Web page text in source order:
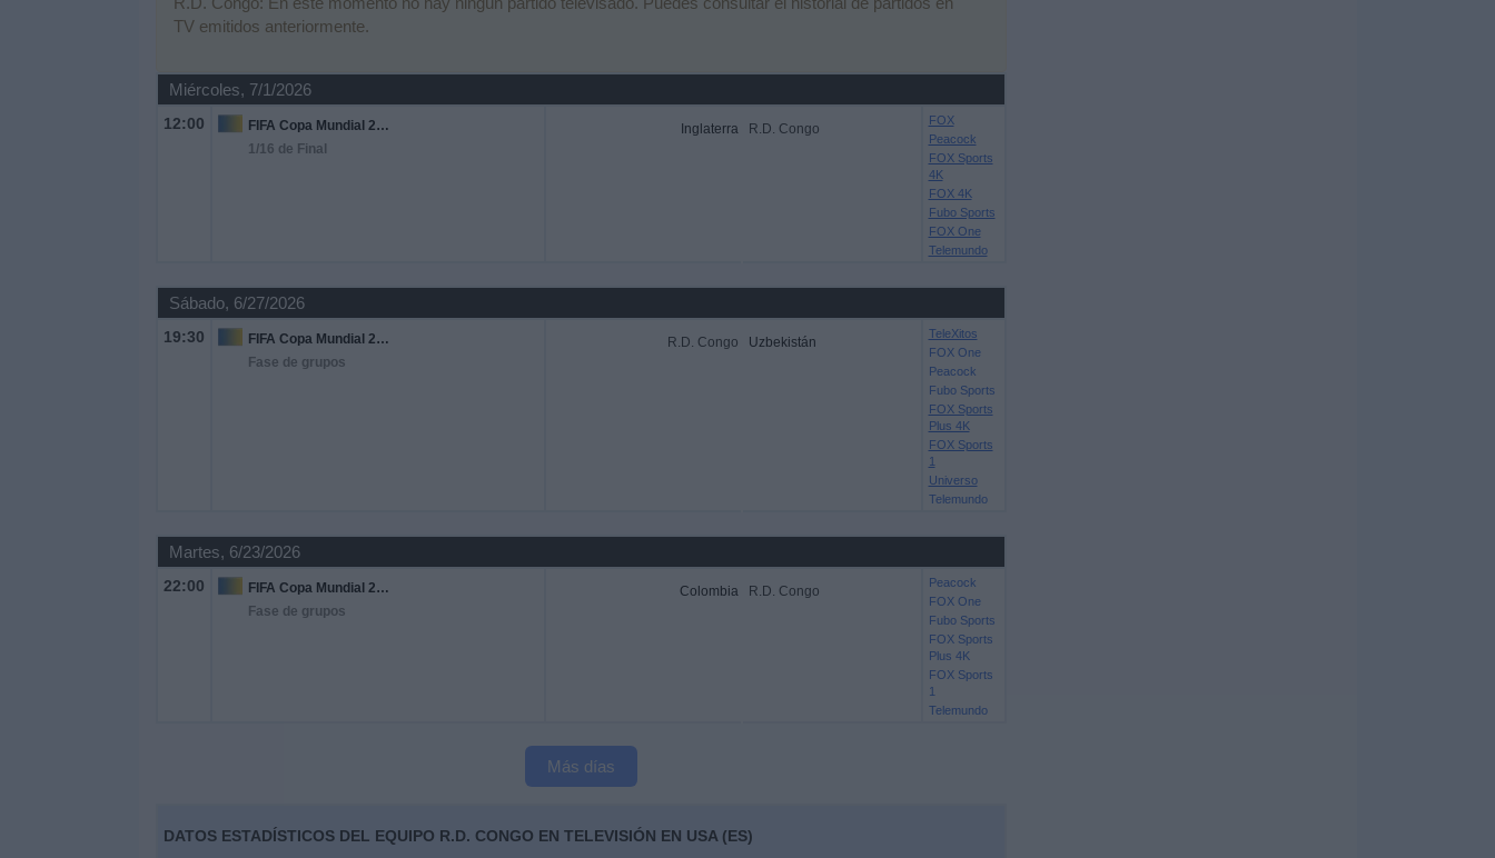
TV emitidos anteriormente.
Miércoles, 7/1/2026
12:00
FIFA Copa Mundial 2026
1/16 de Final
Inglaterra R.D. Congo
FOX
Peacock
FOX Sports
4K
FOX 4K
Fubo Sports
FOX One
Telemundo
Sábado, 6/27/2026
19:30
FIFA Copa Mundial 2026
Fase de grupos
R.D. Congo Uzbekistán
TeleXitos
FOX One
Peacock
Fubo Sports
FOX Sports
Plus 4K
FOX Sports
1
Universo
Telemundo
Martes, 6/23/2026
22:00
FIFA Copa Mundial 2026
Fase de grupos
Colombia R.D. Congo
Peacock
FOX One
Fubo Sports
FOX Sports
Plus 4K
FOX Sports
1
Telemundo
Más días
DATOS ESTADÍSTICOS DEL EQUIPO R.D. CONGO EN TELEVISIÓN EN USA (ES)